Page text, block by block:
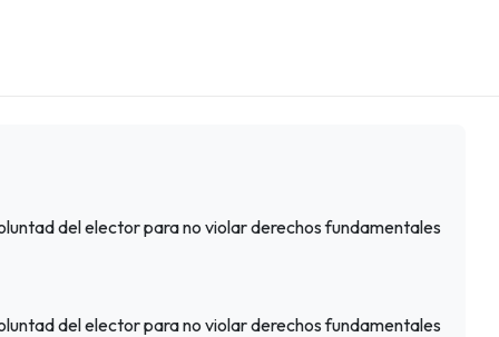
del elector para no violar derechos fundamentales
del elector para no violar derechos fundamentales